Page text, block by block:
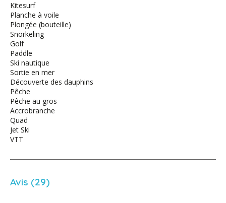
Kitesurf
Planche à voile
Plongée (bouteille)
Snorkeling
Golf
Paddle
Ski nautique
Sortie en mer
Découverte des dauphins
Pêche
Pêche au gros
Accrobranche
Quad
Jet Ski
VTT
Avis (29)